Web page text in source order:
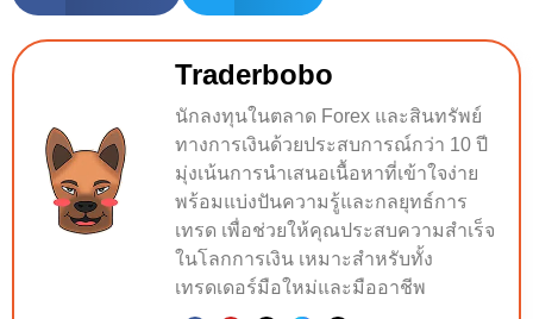
Traderbobo
นักลงทุนในตลาด Forex และสินทรัพย์
ทางการเงินด้วยประสบการณ์กว่า 10 ปี
มุ่งเน้นการนำเสนอเนื้อหาที่เข้าใจง่าย
พร้อมแบ่งปันความรู้และกลยุทธ์การ
เทรด เพื่อช่วยให้คุณประสบความสำเร็จ
ในโลกการเงิน เหมาะสำหรับทั้ง
เทรดเดอร์มือใหม่และมืออาชีพ